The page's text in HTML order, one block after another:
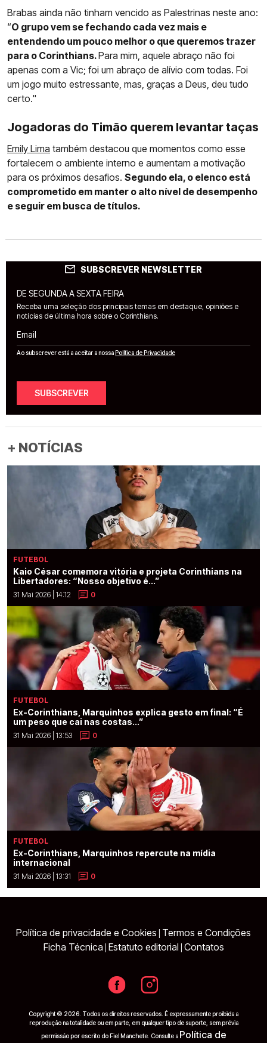
Brabas ainda não tinham vencido as Palestrinas neste ano:
“O grupo vem se fechando cada vez mais e
entendendo um pouco melhor o que queremos trazer
para o Corinthians.Para mim, aquele abraço não foi
apenas com a Vic; foi um abraço de alívio com todas. Foi
um jogo muito estressante, mas, graças a Deus, deu tudo
certo."
Jogadoras do Timão querem levantar taças
Emily Lima também destacou que momentos como esse
fortalecem o ambiente interno e aumentam a motivação
para os próximos desafios. Segundo ela, o elenco está
comprometido em manter o alto nível de desempenho
e seguir em busca de títulos.
SUBSCREVER NEWSLETTER
DE SEGUNDA A SEXTA FEIRA
Receba uma seleção dos principais temas em destaque, opiniões e
notícias de última hora sobre o Corinthians.
Email
Ao subscrever está a aceitar a nossaPolítica de Privacidade
SUBSCREVER
+ NOTÍCIAS
FUTEBOL
Kaio César comemora vitória e projeta Corinthians na
Libertadores: “Nosso objetivo é...”
31 Mai 2026 | 14:12 0
FUTEBOL
Ex-Corinthians, Marquinhos explica gesto em final: “É
um peso que cai nas costas...”
31 Mai 2026 | 13:53 0
FUTEBOL
Ex-Corinthians, Marquinhos repercute na mídia
internacional
31 Mai 2026 | 13:31 0
Política de privacidade e Cookies Termos e Condições
Ficha Técnica Estatuto editorial Contatos
Copyright © 2026. Todos os direitos reservados. É expressamente proibida a
reprodução na totalidade ou em parte, em qualquer tipo de suporte, sem prévia
permissão por escrito do Fiel Manchete. Consulte a Política de